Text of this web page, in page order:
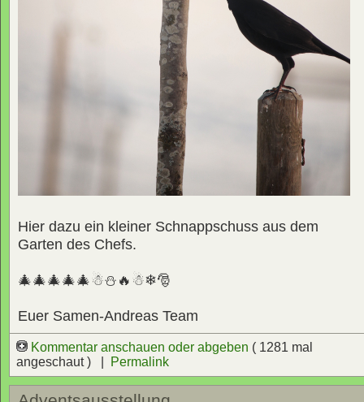
Hier dazu ein kleiner Schnappschuss aus dem
Garten des Chefs.
🎄🎄🎄🎄🎄☃⛄🔥☃❄🎅
Euer Samen-Andreas Team
Kommentar anschauen oder abgeben ( 1281 mal
angeschaut ) |
Permalink